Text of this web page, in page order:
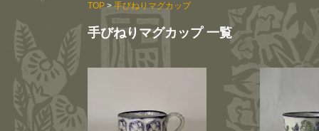
TOP>手びねりマグカップ
手びねりマグカップ 一覧